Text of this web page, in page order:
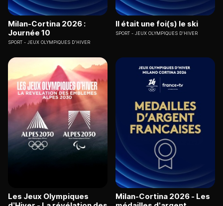
Milan-Cortina 2026 :
Journée 10
SPORT JEUX OLYMPIQUES D'HIVER
Il était une foi(s) le ski
SPORT JEUX OLYMPIQUES D'HIVER
Les Jeux Olympiques
Milan-Cortina 2026 - Les